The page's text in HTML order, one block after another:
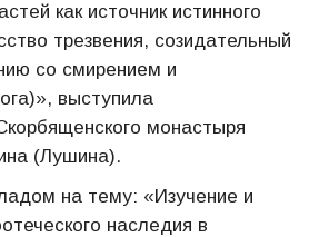
как источник истинного
трезвения, созидательный
со смирением и
выступила
монастыря
(Лушина).
на тему: «Изучение и
наследия в